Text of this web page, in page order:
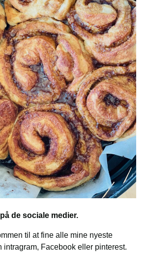
de sociale medier.
til at fine alle mine nyeste
intragram, Facebook eller pinterest.